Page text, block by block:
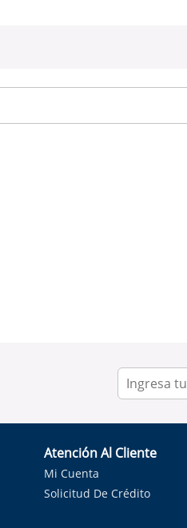
Atención Al Cliente
Mi Cuenta
Solicitud De Crédito